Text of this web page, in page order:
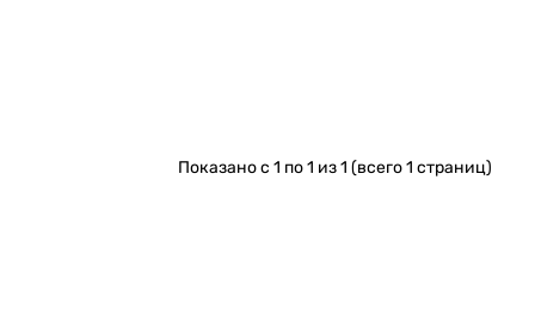
Показано с 1 по 1 из 1 (всего 1 страниц)